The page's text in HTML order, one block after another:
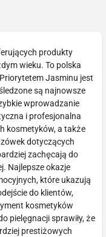
produkty
wieku. To polska
Jasminu jest
są najnowsze
wprowadzanie
i profesjonalna
kosmetyków, a także
dotyczących
zachęcają do
Najlepsze okazje
które ukazują
do klientów,
kosmetyków
pielęgnacji sprawiły, że
prestiżowych